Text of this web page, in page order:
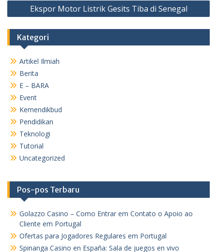
Ekspor Motor Listrik Gesits Tiba di Senegal
Kategori
Artikel Ilmiah
Berita
E – BARA
Event
Kemendikbud
Pendidikan
Teknologi
Tutorial
Uncategorized
Pos-pos Terbaru
Golazzo Casino – Como Entrar em Contato o Apoio ao
Cliente em Portugal
Ofertas para Jogadores Regulares em Portugal
Spinanga Casino en España: Sala de juegos en vivo